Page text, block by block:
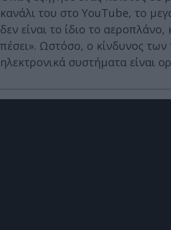
κανάλι του στο YouTube, το
δεν είναι το ίδιο το
πέσει». Ωστόσο, ο κίνδυνος
ηλεκτρονικά συστήματα είναι